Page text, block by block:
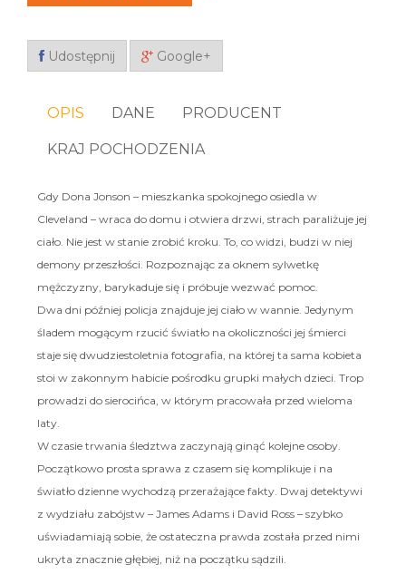
Udostępnij Google+
OPIS DANE PRODUCENT
KRAJ POCHODZENIA
Gdy Dona Jonson – mieszkanka spokojnego osiedla w
Cleveland – wraca do domu i otwiera drzwi, strach paraliżuje jej
ciało. Nie jest w stanie zrobić kroku. To, co widzi, budzi w niej
demony przeszłości. Rozpoznając za oknem sylwetkę
mężczyzny, barykaduje się i próbuje wezwać pomoc.
Dwa dni później policja znajduje jej ciało w wannie. Jedynym
śladem mogącym rzucić światło na okoliczności jej śmierci
staje się dwudziestoletnia fotografia, na której ta sama kobieta
stoi w zakonnym habicie pośrodku grupki małych dzieci. Trop
prowadzi do sierocińca, w którym pracowała przed wieloma
laty.
W czasie trwania śledztwa zaczynają ginąć kolejne osoby.
Początkowo prosta sprawa z czasem się komplikuje i na
światło dzienne wychodzą przerażające fakty. Dwaj detektywi
z wydziału zabójstw – James Adams i David Ross – szybko
uświadamiają sobie, że ostateczna prawda została przed nimi
ukryta znacznie głębiej, niż na początku sądzili.